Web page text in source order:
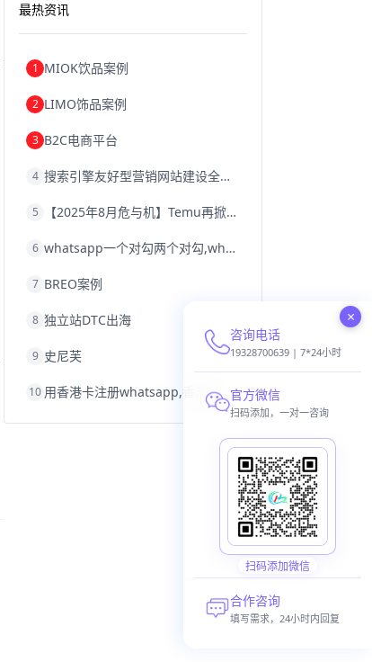
跨境电商教程
独立站跨境电商跨境电商独立站
跨境电商erp西安跨境电商
沈阳跨境电商跨境电商服务平台
跨境电商网店跨境电商物流模式
跨境电商结算浙江跨境电商
跨境电商优势跨境电商的优势seo运营
whatsapp群发
最热资讯
1 MIOK饮品案例
2 LIMO饰品案例
3 B2C电商平台
4 搜索引擎友好型营销网站建设全攻略
5 【2025年8月危与机】Temu再掀封店风暴，独立站才是跨境卖家的避险通道
6 whatsapp一个对勾两个对勾,whatsapp对勾代表什么意思
7 BREO案例
8 独立站DTC出海
9 史尼芙
10 用香港卡注册whatsapp,香港卡不能注册whatsapp
×
咨询电话
19328700639 | 7*24小时
官方微信
扫码添加，一对一咨询
扫码添加微信
合作咨询
填写需求，24小时内回复